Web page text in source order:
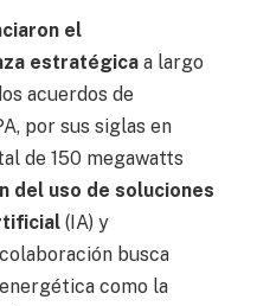
el
estratégica a largo
acuerdos de
por sus siglas en
de 150 megawatts
del uso de soluciones
(IA) y
busca
como la